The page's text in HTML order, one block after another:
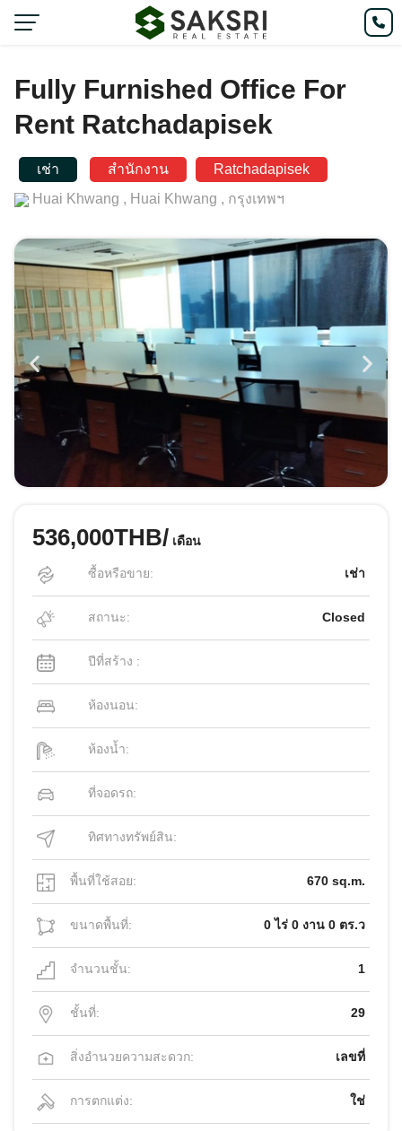
Fully Furnished Office For
Rent Ratchadapisek
เช่า สำนักงาน
Ratchadapisek
Huai Khwang , Huai Khwang , กรุงเทพฯ
536,000THB/ เดือน
ซื้อหรือขาย: เช่า
สถานะ: Closed
ปีที่สร้าง :
ห้องนอน:
ห้องน้ำ:
ที่จอดรถ:
ทิศทางทรัพย์สิน:
พื้นที่ใช้สอย: 670 sq.m.
ขนาดพื้นที่: 0 ไร่ 0 งาน 0 ตร.ว
จำนวนชั้น: 1
ชั้นที่: 29
สิ่งอำนวยความสะดวก: เลขที่
การตกแต่ง: ใช่